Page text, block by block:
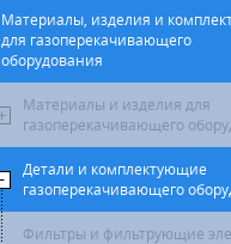
Материалы, изделия и
для газоперекачивающего
оборудования
Материалы и изделия для
газоперекачивающего
Детали и комплектующие
газоперекачивающего
Фильтры и фильтрующие